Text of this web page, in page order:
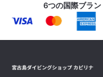
6つの国際ブラン